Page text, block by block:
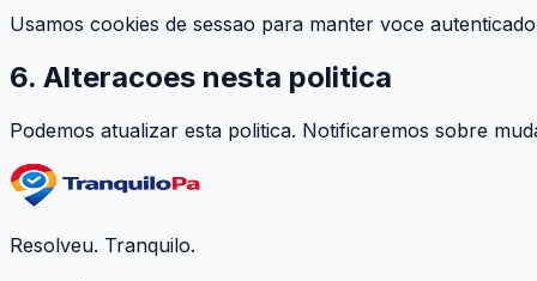
Usamos cookies de sessao para manter voce
6. Alteracoes nesta politica
Podemos atualizar esta politica. Notificaremos sobre
Resolveu. Tranquilo.